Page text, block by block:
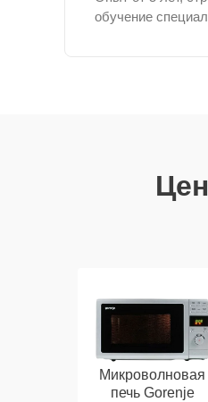
обучение
Микроволновая
печь Gorenje